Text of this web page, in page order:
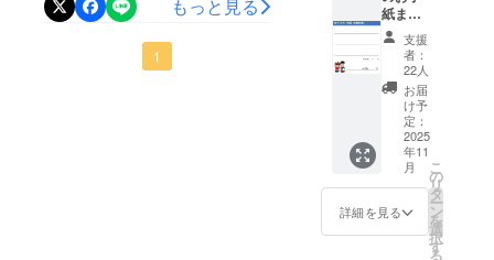
達成の喜びを、ぜひお手紙
と共にお受け取りくださ
い。 お手元に届くまで、
ターで帽子を配布いたしま
す。下記の施設でお知らせ
もっと見る
1
紙また
はハガ
キ】 児
童から
感謝の
気持ち
を込め
て、お
礼のお
手紙ま
たはハ
ガキを
お送り
しま
支援
者：
22人
お届
け予
定：
2025
年11
月
詳細を見る
こ
の
リ
タ
ー
ン
を
選
択
す
る